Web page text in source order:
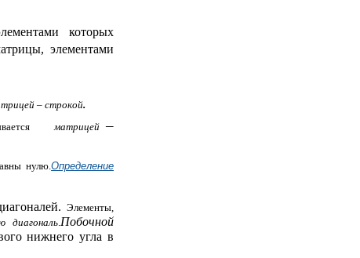
которых
элементами
– строкой.
матрицей –
нулю.Определение
Элементы,
диагональ Побочной
нижнего угла в